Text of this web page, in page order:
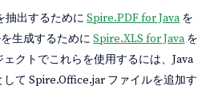
抽出するためにSpire.PDF for Javaを
生成するためにSpire.XLS for Javaを
クトでこれらを使用するには、Java
て Spire.Office.jar ファイルを追加す